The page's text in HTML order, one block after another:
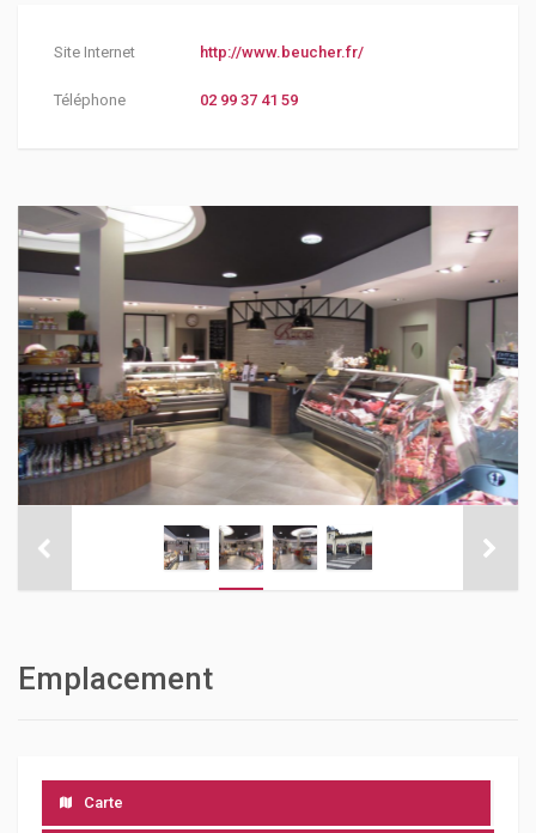
Site Internet http://www.beucher.fr/
Téléphone 02 99 37 41 59
Emplacement
Carte